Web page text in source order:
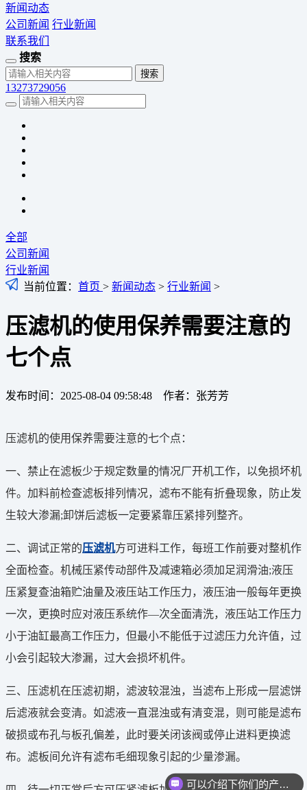
新闻动态
公司新闻 行业新闻
联系我们
搜索
13273729056
全部
公司新闻
行业新闻
当前位置： 首页 > 新闻动态 > 行业新闻 >
压滤机的使用保养需要注意的
七个点
发布时间：2025-08-04 09:58:48 作者：张芳芳
压滤机的使用保养需要注意的七个点：
一、禁止在滤板少于规定数量的情况厂开机工作，以免损坏机
件。加料前检查滤板排列情况，滤布不能有折叠现象，防止发
生较大渗漏;卸饼后滤板一定要紧靠压紧排列整齐。
二、调试正常的压滤机方可进料工作，每班工作前要对整机作
全面检查。机械压紧传动部件及减速箱必须加足润滑油;液压
压紧复查油箱贮油量及液压站工作压力，液压油一般每年更换
一次，更换时应对液压系统作—次全面清洗，液压站工作压力
小于油缸最高工作压力，但最小不能低于过滤压力允许值，过
小会引起较大渗漏，过大会损坏机件。
三、压滤机在压滤初期，滤波较混浊，当滤布上形成一层滤饼
后滤液就会变清。如滤液一直混浊或有清变混，则可能是滤布
破损或布孔与板孔偏差，此时要关闭该阀或停止进料更换滤
布。滤板间允许有滤布毛细现象引起的少量渗漏。